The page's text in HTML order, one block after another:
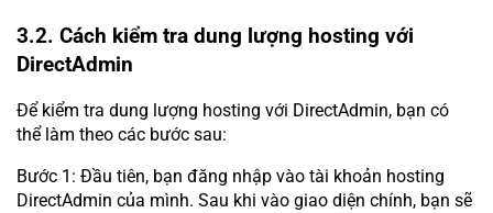
3.2. Cách kiểm tra dung lượng hosting với
DirectAdmin
Để kiểm tra dung lượng hosting với DirectAdmin, bạn có
thể làm theo các bước sau:
Bước 1: Đầu tiên, bạn đăng nhập vào tài khoản hosting
DirectAdmin của mình. Sau khi vào giao diện chính, bạn sẽ